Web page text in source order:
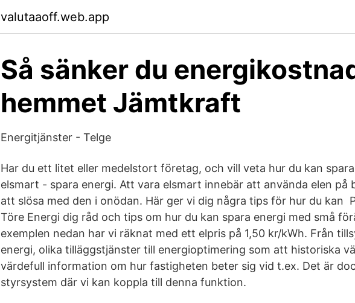
valutaaoff.web.app
Så sänker du
hemmet Jämtkraft
Energitjänster - Telge
Har du ett litet eller medelstort företag, och vill veta hur du kan
elsmart - spara energi. Att vara elsmart innebär att använda elen på
att slösa med den i onödan. Här ger vi dig några tips för hur du kan
Töre Energi dig råd och tips om hur du kan spara energi med små
exemplen nedan har vi räknat med ett elpris på 1,50 kr/kWh. Från
energi, olika tilläggstjänster till energioptimering som att historiska
värdefull information om hur fastigheten beter sig vid t.ex. Det är
styrsystem där vi kan koppla till denna funktion.